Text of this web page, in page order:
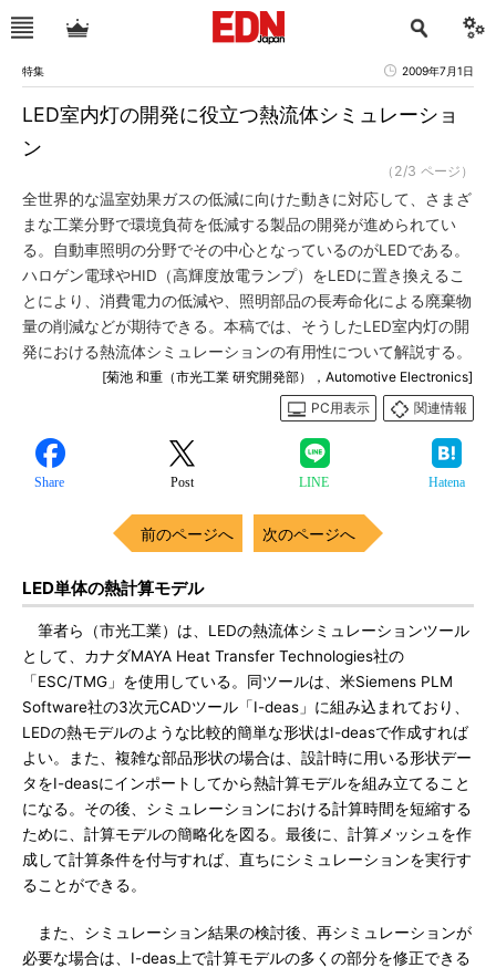
特集 2009年7月1日
LED室内灯の開発に役立つ熱流体シミュレーショ
ン
（2/3 ページ）
全世界的な温室効果ガスの低減に向けた動きに対応して、さまざ
まな工業分野で環境負荷を低減する製品の開発が進められてい
る。自動車照明の分野でその中心となっているのがLEDである。
ハロゲン電球やHID（高輝度放電ランプ）をLEDに置き換えるこ
とにより、消費電力の低減や、照明部品の長寿命化による廃棄物
量の削減などが期待できる。本稿では、そうしたLED室内灯の開
発における熱流体シミュレーションの有用性について解説する。
[菊池 和重（市光工業 研究開発部），Automotive Electronics]
PC用表示
関連情報
Share Post LINE Hatena
前のページへ 次のページへ
LED単体の熱計算モデル
筆者ら（市光工業）は、LEDの熱流体シミュレーションツール
として、カナダMAYA Heat Transfer Technologies社の
「ESC/TMG」を使用している。同ツールは、米Siemens PLM
Software社の3次元CADツール「I-deas」に組み込まれており、
LEDの熱モデルのような比較的簡単な形状はI-deasで作成すれば
よい。また、複雑な部品形状の場合は、設計時に用いる形状デー
タをI-deasにインポートしてから熱計算モデルを組み立てること
になる。その後、シミュレーションにおける計算時間を短縮する
ために、計算モデルの簡略化を図る。最後に、計算メッシュを作
成して計算条件を付与すれば、直ちにシミュレーションを実行す
ることができる。
また、シミュレーション結果の検討後、再シミュレーションが
必要な場合は、I-deas上で計算モデルの多くの部分を修正できる